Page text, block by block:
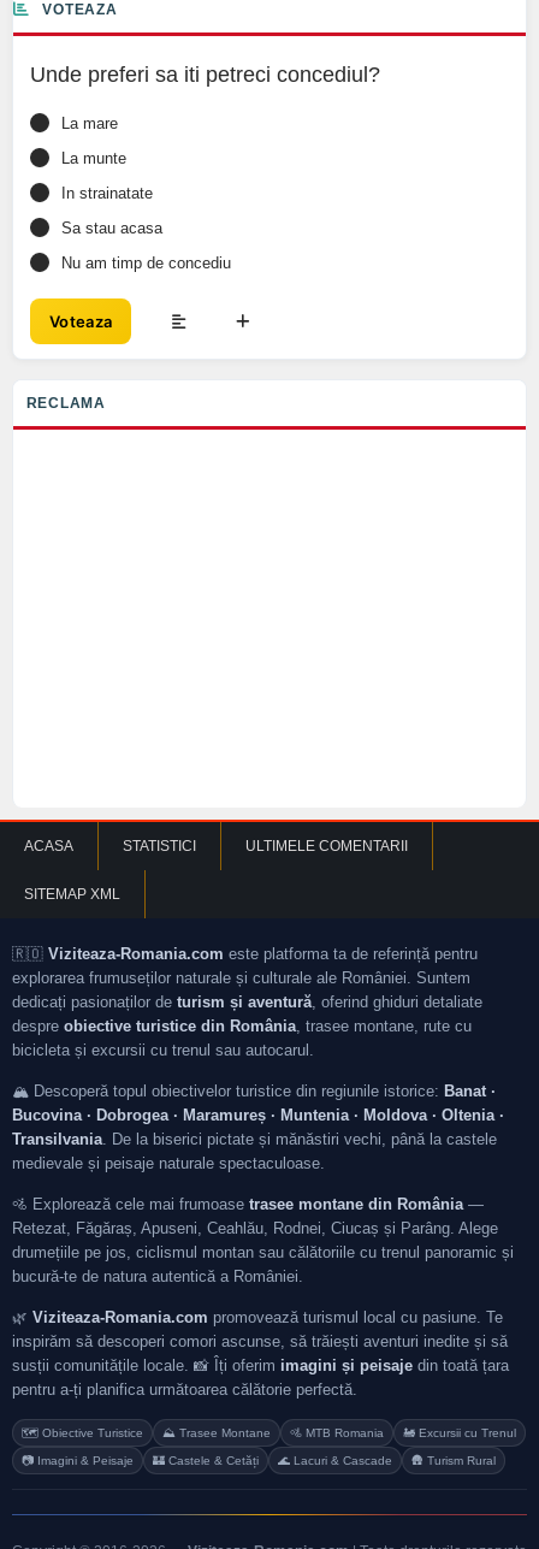
VOTEAZA
Unde preferi sa iti petreci concediul?
La mare
La munte
In strainatate
Sa stau acasa
Nu am timp de concediu
Voteaza
RECLAMA
ACASA STATISTICI ULTIMELE COMENTARII
SITEMAP XML
🇷🇴 Viziteaza-Romania.com este platforma ta de referință pentru
explorarea frumuseților naturale și culturale ale României. Suntem
dedicați pasionaților de turism și aventură, oferind ghiduri detaliate
despre obiective turistice din România, trasee montane, rute cu
bicicleta și excursii cu trenul sau autocarul.
🏔️ Descoperă topul obiectivelor turistice din regiunile istorice: Banat ·
Bucovina · Dobrogea · Maramureș · Muntenia · Moldova · Oltenia ·
Transilvania. De la biserici pictate și mănăstiri vechi, până la castele
medievale și peisaje naturale spectaculoase.
🚵 Explorează cele mai frumoase trasee montane din România—
Retezat, Făgăraș, Apuseni, Ceahlău, Rodnei, Ciucaș și Parâng. Alege
drumețiile pe jos, ciclismul montan sau călătoriile cu trenul panoramic și
bucură-te de natura autentică a României.
🌿 Viziteaza-Romania.com promovează turismul local cu pasiune. Te
inspirăm să descoperi comori ascunse, să trăiești aventuri inedite și să
susții comunitățile locale. 📸 Îți oferim imagini și peisaje din toată țara
pentru a-ți planifica următoarea călătorie perfectă.
🗺️ Obiective Turistice ⛰️ Trasee Montane 🚵 MTB Romania 🚂 Excursii cu Trenul
📷 Imagini & Peisaje 🏰 Castele & Cetăți 🌊 Lacuri & Cascade 🛖 Turism Rural